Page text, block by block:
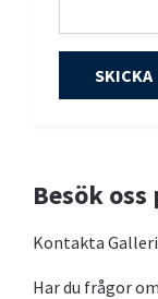
SKICKA
Besök
Kontakta Galleri
Har du frågor